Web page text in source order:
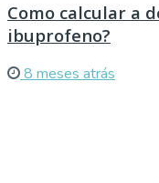
Como calcular a
ibuprofeno?
8 meses atrás